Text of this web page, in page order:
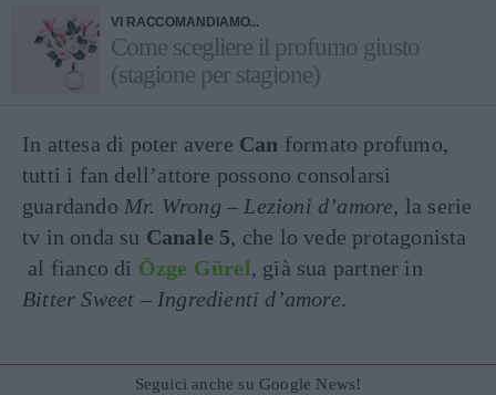
VI RACCOMANDIAMO...
Come scegliere il profumo giusto
(stagione per stagione)
In attesa di poter avere Can formato profumo,
tutti i fan dell’attore possono consolarsi
guardando Mr. Wrong – Lezioni d’amore, la serie
tv in onda su Canale 5, che lo vede protagonista
al fianco di Özge Gürel, già sua partner in
Bitter Sweet – Ingredienti d’amore.
Seguici anche su Google News!